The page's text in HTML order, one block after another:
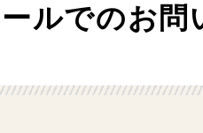
ルでのお問